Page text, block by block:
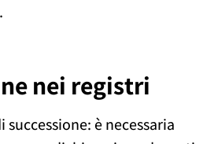
nei registri
è necessaria